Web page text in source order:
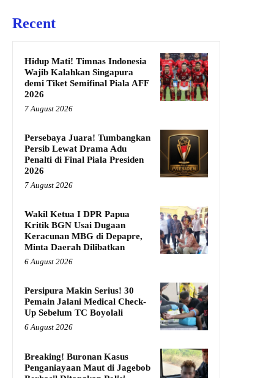
Recent
Hidup Mati! Timnas Indonesia
Wajib Kalahkan Singapura
demi Tiket Semifinal Piala AFF
2026
7 August 2026
Persebaya Juara! Tumbangkan
Persib Lewat Drama Adu
Penalti di Final Piala Presiden
2026
7 August 2026
Wakil Ketua I DPR Papua
Kritik BGN Usai Dugaan
Keracunan MBG di Depapre,
Minta Daerah Dilibatkan
6 August 2026
Persipura Makin Serius! 30
Pemain Jalani Medical Check-
Up Sebelum TC Boyolali
6 August 2026
Breaking! Buronan Kasus
Penganiayaan Maut di Jagebob